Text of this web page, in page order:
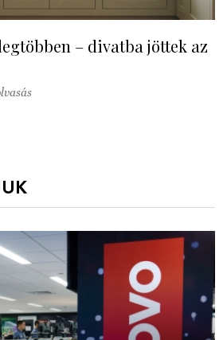
– divatba jöttek az